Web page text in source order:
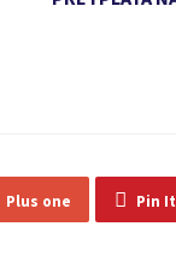
Plus one Pin It